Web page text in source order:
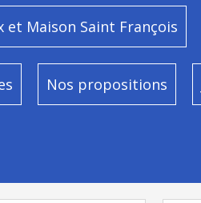
et Maison Saint François
Nos propositions